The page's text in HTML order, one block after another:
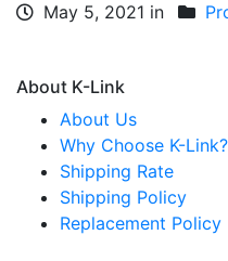
May 5, 2021 in
About K-Link
About Us
Why Choose K-Link?
Shipping Rate
Shipping Policy
Replacement Policy